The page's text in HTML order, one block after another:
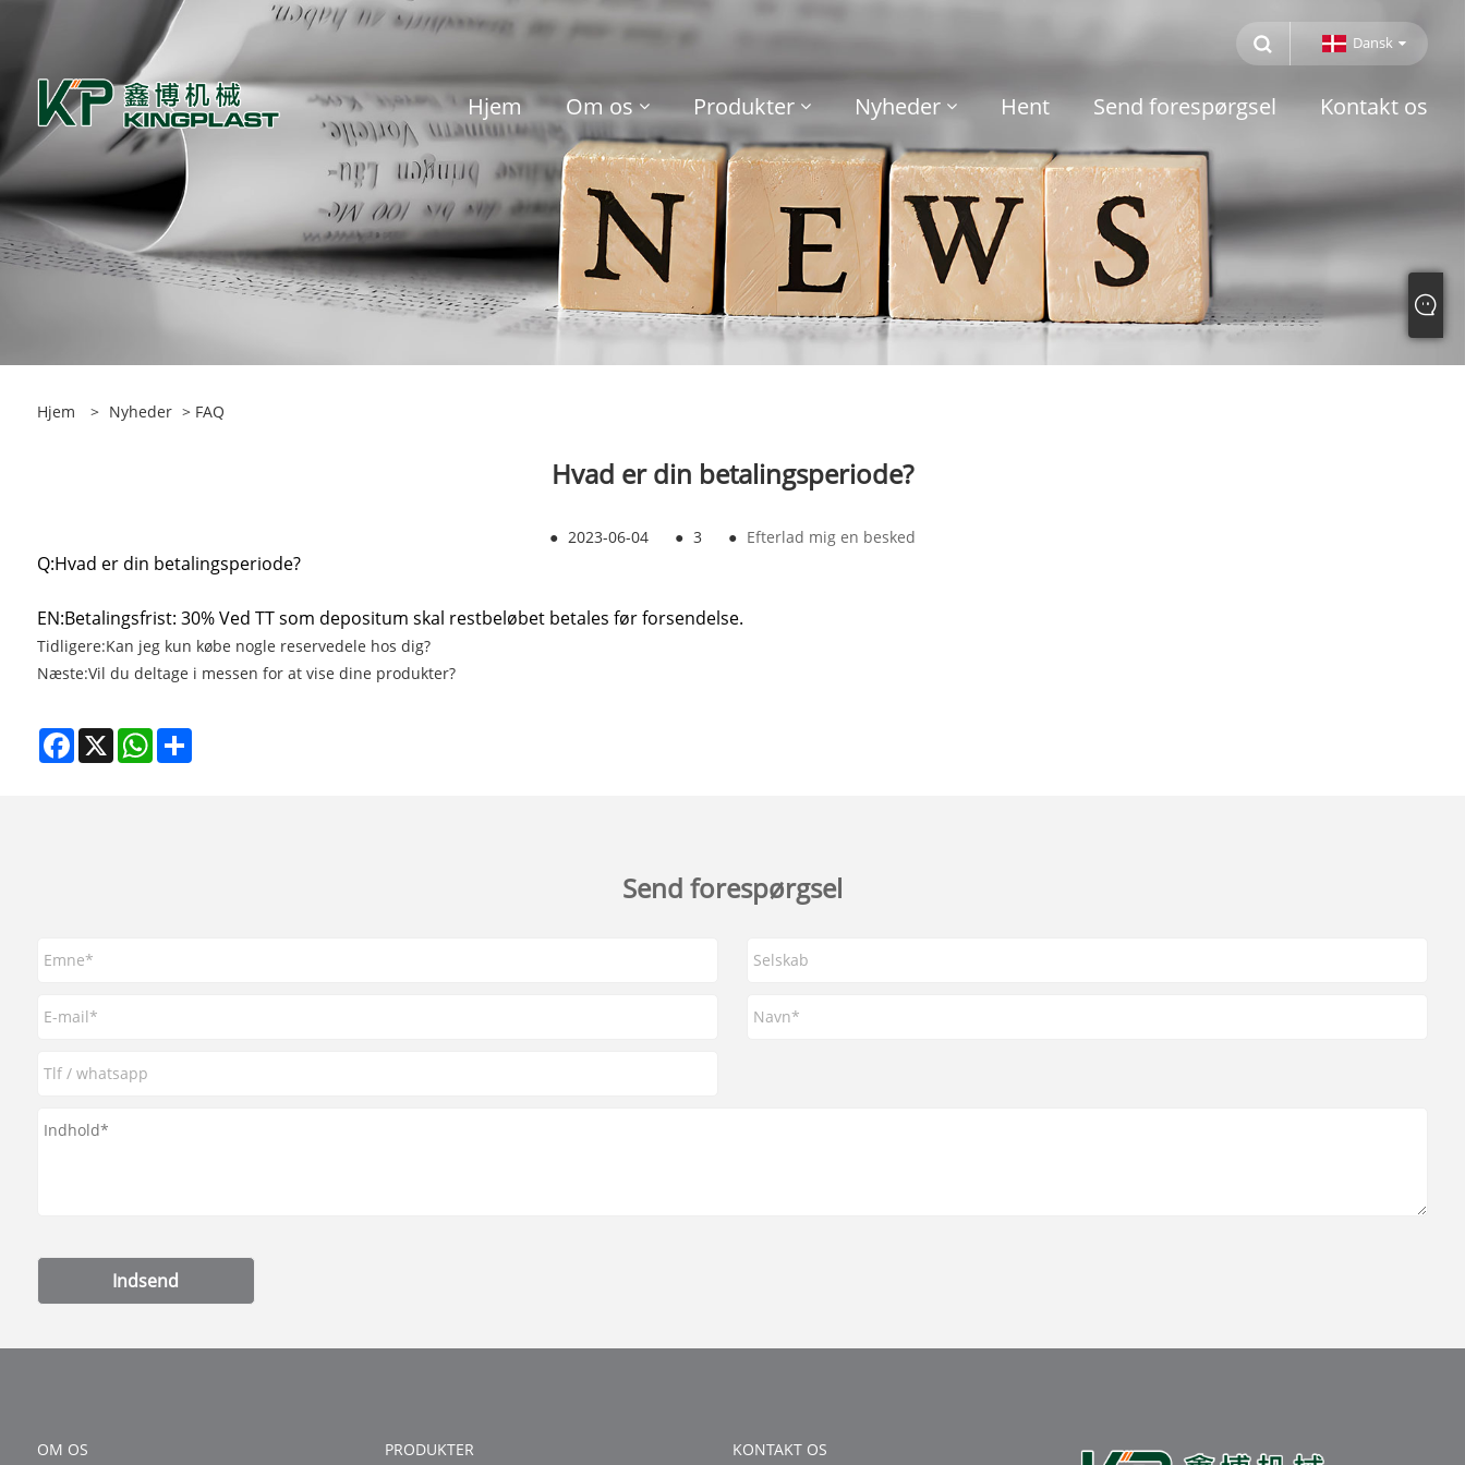
Dansk
Hjem Om os Produkter Nyheder Hent Send forespørgsel Kontakt os
Hjem > Nyheder > FAQ
Hvad er din betalingsperiode?
● 2023-06-04 ● 3 ● Efterlad mig en besked
Q:Hvad er din betalingsperiode?
EN:Betalingsfrist: 30% Ved TT som depositum skal restbeløbet betales før forsendelse.
Tidligere:Kan jeg kun købe nogle reservedele hos dig?
Næste:Vil du deltage i messen for at vise dine produkter?
Facebook
X WhatsApp
Share
Send forespørgsel
Indsend
OM OS PRODUKTER KONTAKT OS